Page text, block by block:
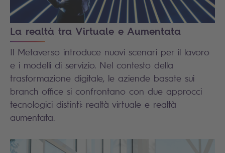
La realtà tra Virtuale e Aumentata
Il Metaverso introduce nuovi scenari per il lavoro
e i modelli di servizio. Nel contesto della
trasformazione digitale, le aziende basate sui
branch office si confrontano con due approcci
tecnologici distinti: realtà virtuale e realtà
aumentata.